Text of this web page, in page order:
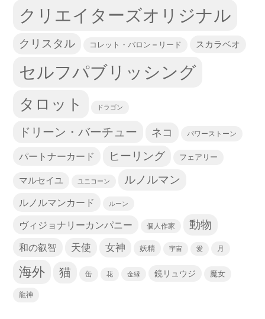
クリエイターズオリジナル
クリスタル コレット・バロン＝リード スカラベオ
セルフパブリッシング
タロット ドラゴン
ドリーン・バーチュー ネコ パワーストーン
パートナーカード ヒーリング フェアリー
マルセイユ ユニコーン ルノルマン
ルノルマンカード ルーン
ヴィジョナリーカンパニー 個人作家 動物
和の叡智 天使 女神 妖精 宇宙 愛 月
海外 猫 缶 花 金縁 鏡リュウジ 魔女
龍神